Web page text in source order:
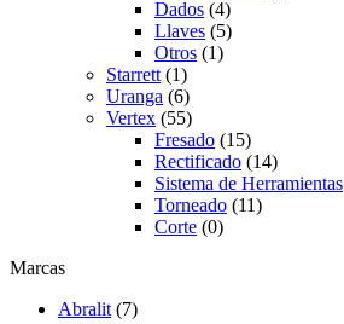
Dados (4)
Llaves (5)
Otros (1)
Starrett (1)
Uranga (6)
Vertex (55)
Fresado (15)
Rectificado (14)
Sistema de Herramientas
Torneado (11)
Corte (0)
Marcas
Abralit (7)